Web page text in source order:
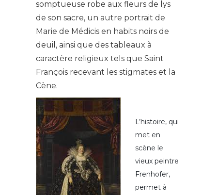
somptueuse robe aux fleurs de lys
de son sacre, un autre portrait de
Marie de Médicis en habits noirs de
deuil, ainsi que des tableaux à
caractère religieux tels que Saint
François recevant les stigmates et la
Cène.
L’histoire, qui
met en
scène le
vieux peintre
Frenhofer,
permet à